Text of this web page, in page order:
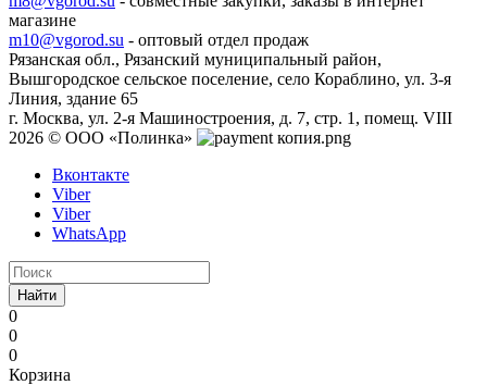
магазине
m10@vgorod.su - оптовый отдел продаж
Рязанская обл., Рязанский муниципальный район,
Вышгородское сельское поселение, село Кораблино, ул. 3-я
Линия, здание 65
г. Москва, ул. 2-я Машиностроения, д. 7, стр. 1, помещ. VIII
2026 © ООО «Полинка»
Вконтакте
Viber
Viber
WhatsApp
Найти
0
0
0
Корзина